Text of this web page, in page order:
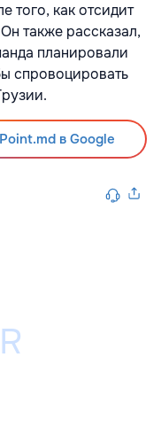
того, как отсидит
также рассказал,
планировали
спровоцировать
в Google